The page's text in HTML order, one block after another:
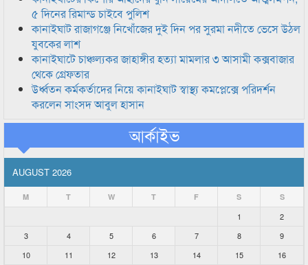
৫ দিনের রিমান্ড চাইবে পুলিশ
কানাইঘাট রাজাগঞ্জে নিখোঁজের দুই দিন পর সুরমা নদীতে ভেসে উঠল
যুবকের লাশ
কানাইঘাটে চাঞ্চল্যকর জাহাঙ্গীর হত্যা মামলার ৩ আসামী কক্সবাজার
থেকে গ্রেফতার
উর্ধ্বতন কর্মকর্তাদের নিয়ে কানাইঘাট স্বাস্থ্য কমপ্লেক্সে পরিদর্শন
করলেন সাংসদ আবুল হাসান
আর্কাইভ
AUGUST 2026
M T W T F S S
1
2
3
4 5 6 7 8
9
10
11 12 13 14 15 16